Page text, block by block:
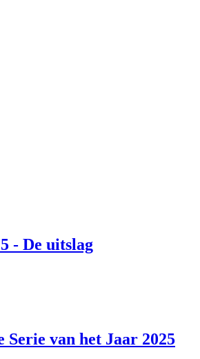
- De uitslag
Serie van het Jaar 2025